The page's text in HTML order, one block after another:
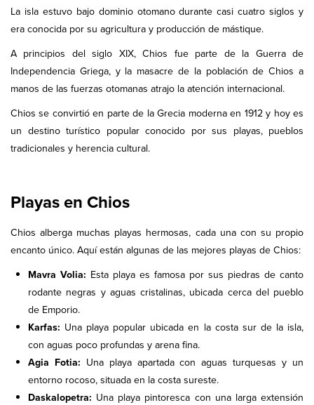
La isla estuvo bajo dominio otomano durante casi cuatro siglos y
era conocida por su agricultura y producción de mástique.
A principios del siglo XIX, Chios fue parte de la Guerra de
Independencia Griega, y la masacre de la población de Chios a
manos de las fuerzas otomanas atrajo la atención internacional.
Chios se convirtió en parte de la Grecia moderna en 1912 y hoy es
un destino turístico popular conocido por sus playas, pueblos
tradicionales y herencia cultural.
Playas en Chios
Chios alberga muchas playas hermosas, cada una con su propio
encanto único. Aquí están algunas de las mejores playas de Chios:
Mavra Volia: Esta playa es famosa por sus piedras de canto
rodante negras y aguas cristalinas, ubicada cerca del pueblo
de Emporio.
Karfas: Una playa popular ubicada en la costa sur de la isla,
con aguas poco profundas y arena fina.
Agia Fotia: Una playa apartada con aguas turquesas y un
entorno rocoso, situada en la costa sureste.
Daskalopetra: Una playa pintoresca con una larga extensión